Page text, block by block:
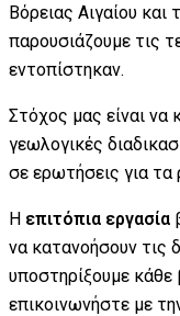
Βόρειας Αιγαίου
παρουσιάζουμε τις
εντοπίστηκαν.
Στόχος μας είναι να
γεωλογικές
σε ερωτήσεις για τα
Η επιτόπια εργασία
να κατανοήσουν τις
υποστηρίξουμε κάθε
επικοινωνήστε με